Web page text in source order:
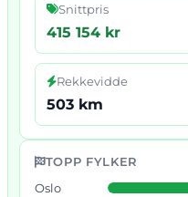
Snittpris
415 154 kr
Rekkevidde
503 km
TOPP FYLKER
Oslo